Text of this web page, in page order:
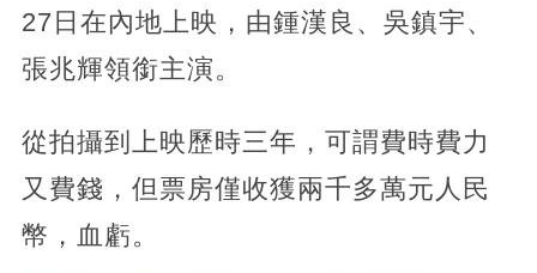
27日在內地上映，由鍾漢良、吳鎮宇、
張兆輝領銜主演。
從拍攝到上映歷時三年，可謂費時費力
又費錢，但票房僅收獲兩千多萬元人民
幣，血虧。